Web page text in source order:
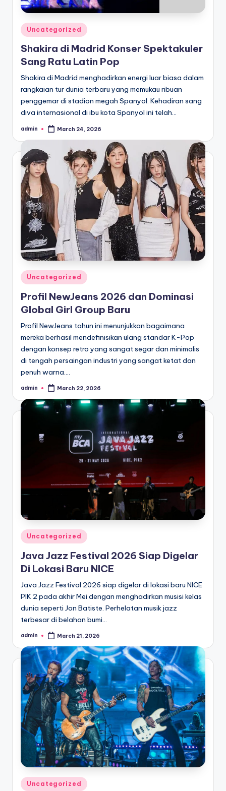
Posted
in
Uncategorized
Shakira di Madrid Konser Spektakuler
Sang Ratu Latin Pop
Shakira di Madrid menghadirkan energi luar biasa dalam
rangkaian tur dunia terbaru yang memukau ribuan
penggemar di stadion megah Spanyol. Kehadiran sang
diva internasional di ibu kota Spanyol ini telah…
Posted
admin March 24, 2026
Posted
in
Uncategorized
Profil NewJeans 2026 dan Dominasi
Global Girl Group Baru
Profil NewJeans tahun ini menunjukkan bagaimana
mereka berhasil mendefinisikan ulang standar K-Pop
dengan konsep retro yang sangat segar dan minimalis
di tengah persaingan industri yang sangat ketat dan
penuh warna.…
Posted
admin March 22, 2026
Posted
in
Uncategorized
Java Jazz Festival 2026 Siap Digelar
Di Lokasi Baru NICE
Java Jazz Festival 2026 siap digelar di lokasi baru NICE
PIK 2 pada akhir Mei dengan menghadirkan musisi kelas
dunia seperti Jon Batiste. Perhelatan musik jazz
terbesar di belahan bumi…
Posted
admin March 21, 2026
Posted
Uncategorized